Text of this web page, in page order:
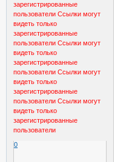
зарегистрированные
пользователи Ссылки могут
видеть только
зарегистрированные
пользователи Ссылки могут
видеть только
зарегистрированные
пользователи Ссылки могут
видеть только
зарегистрированные
пользователи Ссылки могут
видеть только
зарегистрированные
пользователи
0